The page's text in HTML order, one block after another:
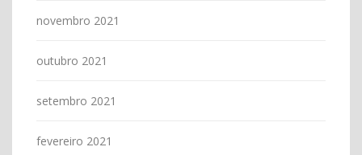
novembro 2021
outubro 2021
setembro 2021
fevereiro 2021